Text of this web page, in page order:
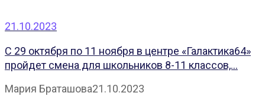
21.10.2023
С 29 октября по 11 ноября в центре «Галактика64»
пройдет смена для школьников 8-11 классов,...
Мария Браташова21.10.2023